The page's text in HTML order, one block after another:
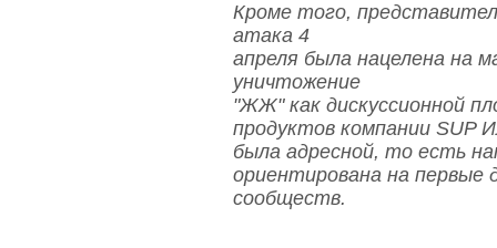
Кроме того,
атака 4
апреля была нацелена на
уничтожение
"ЖЖ" как дискуссионной
продуктов компании SUP
была адресной, то есть
ориентирована на первые
сообществ.